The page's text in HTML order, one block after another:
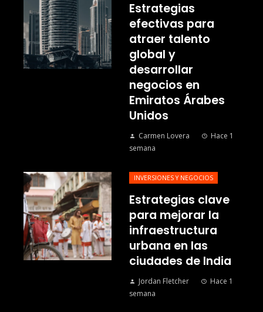
Estrategias
efectivas para
atraer talento
global y
desarrollar
negocios en
Emiratos Árabes
Unidos
Carmen Lovera
Hace 1
semana
INVERSIONES Y NEGOCIOS
Estrategias clave
para mejorar la
infraestructura
urbana en las
ciudades de India
Jordan Fletcher
Hace 1
semana